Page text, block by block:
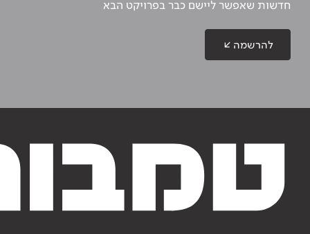
חדשות שאפשר ליישם כבר בפרויקט הבא
להרשמה